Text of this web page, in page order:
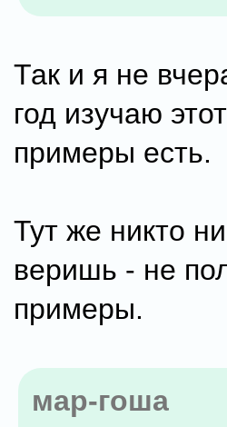
Так и я не
год изучаю
примеры есть.
Тут же никто
веришь - не
примеры.
мар-гоша